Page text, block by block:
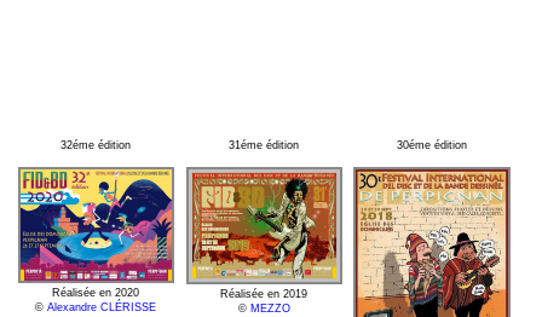
32éme édition
Réalisée en 2020
©Alexandre CLÉRISSE
31éme édition
Réalisée en 2019
© MEZZO
30éme édition